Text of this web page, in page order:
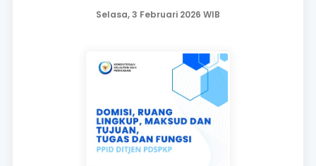
Selasa, 3 Februari 2026 WIB